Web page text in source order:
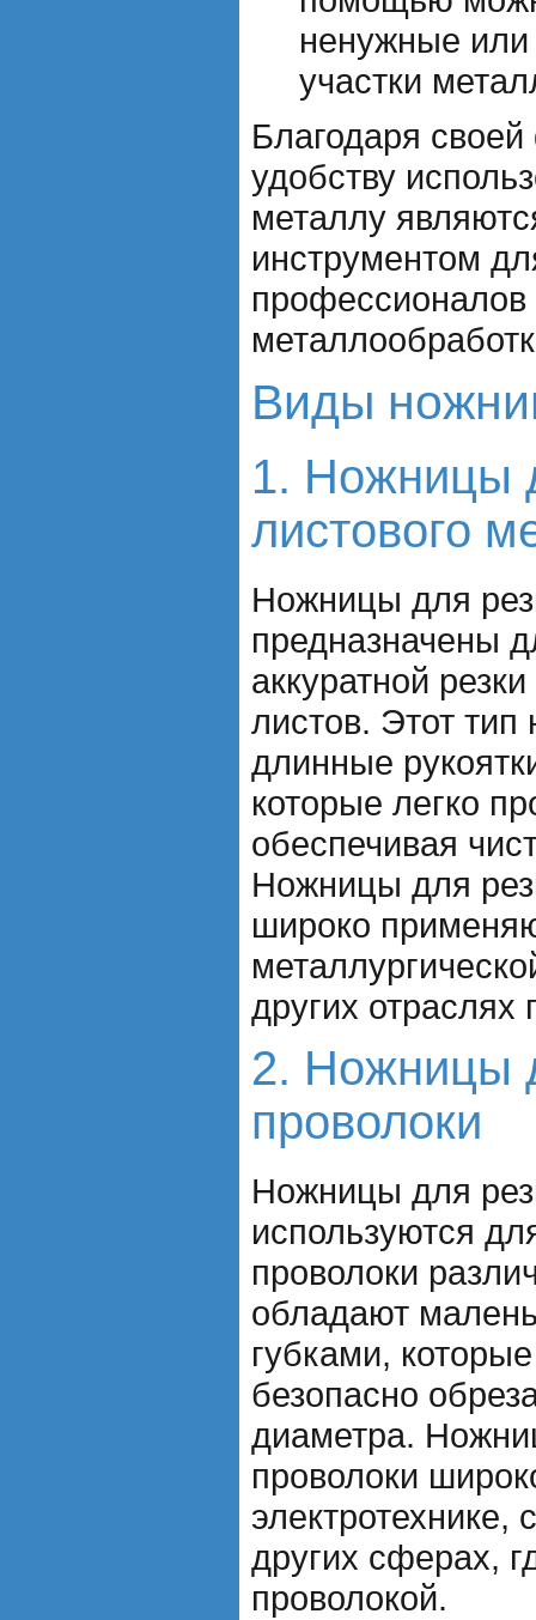
ненужные
участки
Благодаря
удобству
металлу
инструментом
профессионалов
Виды
1. Ножницы
листового
Ножницы для
предназначены
аккуратной
листов. Этот
длинные
которые легко
обеспечивая
Ножницы для
широко
других
2. Ножницы
проволоки
Ножницы для
используются
проволоки
обладают
губками,
безопасно
диаметра.
проволоки
электротехнике,
других сферах,
проволокой.